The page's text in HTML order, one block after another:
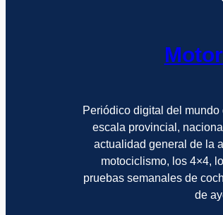
Periódico digital del
escala provincial,
actualidad general de la
motociclismo, los 4×4,
pruebas semanales de
de